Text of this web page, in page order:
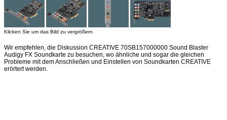
Klicken Sie um das Bild zu vergrößern
Wir empfehlen, die Diskussion CREATIVE 70SB157000000 Sound Blaster
Audigy FX Soundkarte zu besuchen, wo ähnliche und sogar die gleichen
Probleme mit dem Anschließen und Einstellen von Soundkarten CREATIVE
erörtert werden.